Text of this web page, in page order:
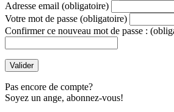
Adresse email (obligatoire)
Votre mot de passe (obligatoire)
Confirmer ce nouveau mot de passe :
Pas encore de compte?
Soyez un ange, abonnez-vous!